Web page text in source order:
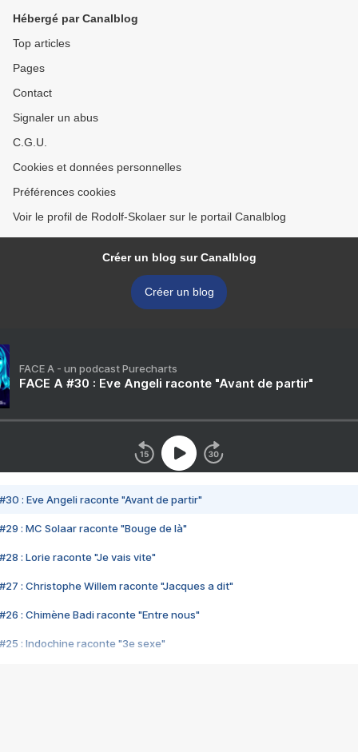
Hébergé par Canalblog
Top articles
Pages
Contact
Signaler un abus
C.G.U.
Cookies et données personnelles
Préférences cookies
Voir le profil de Rodolf-Skolaer sur le portail Canalblog
Créer un blog sur Canalblog
Créer un blog
FACE A - un podcast Purecharts
FACE A #30 : Eve Angeli raconte "Avant de partir"
#30 : Eve Angeli raconte "Avant de partir"
#29 : MC Solaar raconte "Bouge de là"
#28 : Lorie raconte "Je vais vite"
#27 : Christophe Willem raconte "Jacques a dit"
#26 : Chimène Badi raconte "Entre nous"
#25 : Indochine raconte "3e sexe"